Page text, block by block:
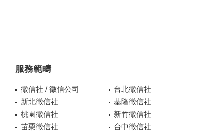
服務範疇
徵信社 / 徵信公司
台北徵信社
新北徵信社
基隆徵信社
桃園徵信社
新竹徵信社
苗栗徵信社
台中徵信社